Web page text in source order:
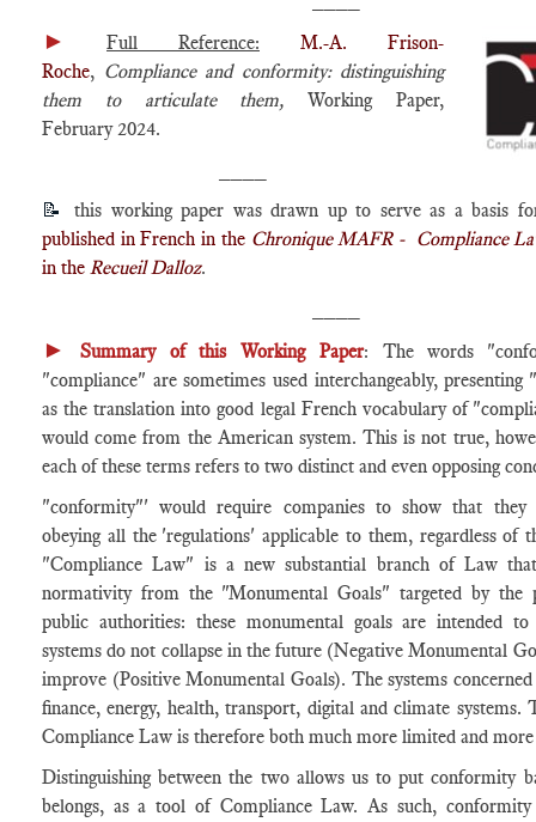
► Full Reference:
M.-A. Frison-
Roche, Compliance and conformity: distinguishing
them to articulate them,Working Paper,
February 2024.
📝
this working paper was drawn up to serve as a basis
published in French in the Chronique MAFR - Compliance
in the Recueil Dalloz.
► Summary of this Working Paper: The words
"compliance" are sometimes used interchangeably,
as the translation into good legal French vocabulary of
would come from the American system. This is not true,
each of these terms refers to two distinct and even opposing
"conformity"' would require companies to show that they
obeying all the 'regulations' applicable to them, regardless of
"Compliance Law" is a new substantial branch of Law
normativity from the "Monumental Goals" targeted by the
public authorities: these monumental goals are intended
systems do not collapse in the future (Negative Monumental
improve (Positive Monumental Goals). The systems concerned
finance, energy, health, transport, digital and climate systems.
Compliance Law is therefore both much more limited and
Distinguishing between the two allows us to put conformity
belongs, as a tool of Compliance Law. As such,